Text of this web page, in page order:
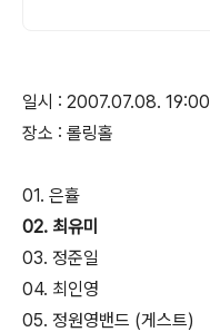
일시 : 2007.07.08. 19:00
장소 : 롤링홀
01. 은휼
02. 최유미
03. 정준일
04. 최인영
05. 정원영밴드 (게스트)